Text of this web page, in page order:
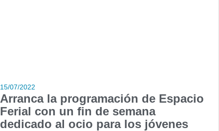
15/07/2022
Arranca la programación de Espacio
Ferial con un fin de semana
dedicado al ocio para los jóvenes